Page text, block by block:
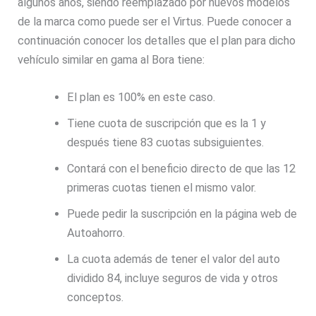
de la marca como puede ser el Virtus. Puede conocer a
continuación conocer los detalles que el plan para dicho
vehículo similar en gama al Bora tiene:
El plan es 100% en este caso.
Tiene cuota de suscripción que es la 1 y
después tiene 83 cuotas subsiguientes.
Contará con el beneficio directo de que las 12
primeras cuotas tienen el mismo valor.
Puede pedir la suscripción en la página web de
Autoahorro.
La cuota además de tener el valor del auto
dividido 84, incluye seguros de vida y otros
conceptos.